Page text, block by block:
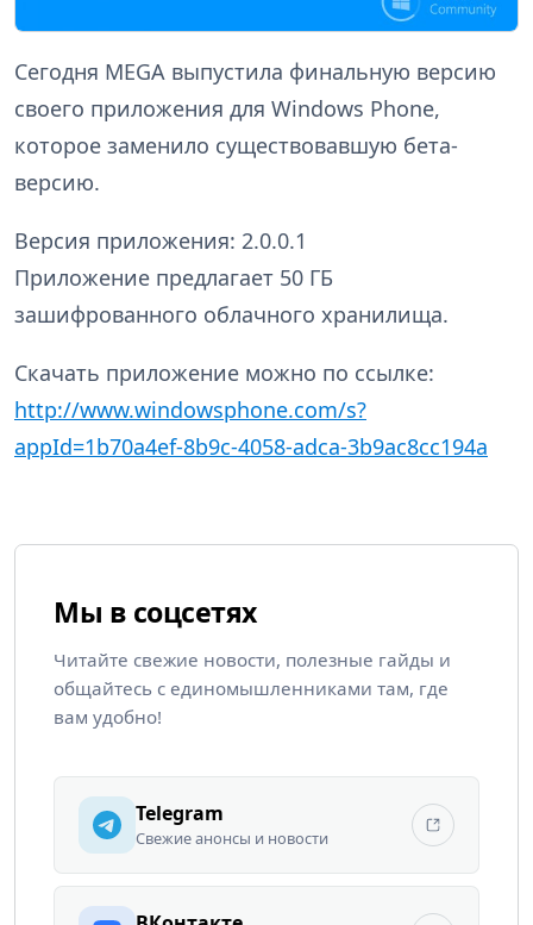
Сегодня MEGA выпустила финальную версию
своего приложения для Windows Phone,
которое заменило существовавшую бета-
версию.
Версия приложения: 2.0.0.1
Приложение предлагает 50 ГБ
зашифрованного облачного хранилища.
Скачать приложение можно по ссылке:
http://www.windowsphone.com/s?
appId=1b70a4ef-8b9c-4058-adca-3b9ac8cc194a
Мы в соцсетях
Читайте свежие новости, полезные гайды и
общайтесь с единомышленниками там, где
вам удобно!
Telegram
Свежие анонсы и новости